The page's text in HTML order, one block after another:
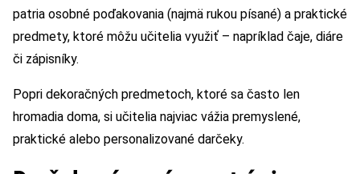
patria osobné poďakovania (najmä rukou písané) a praktické
predmety, ktoré môžu učitelia využiť – napríklad čaje, diáre
či zápisníky.
Popri dekoračných predmetoch, ktoré sa často len
hromadia doma, si učitelia najviac vážia premyslené,
praktické alebo personalizované darčeky.